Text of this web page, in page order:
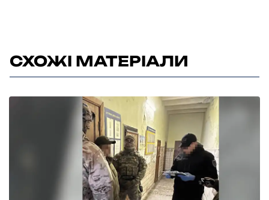
СХОЖІ МАТЕРІАЛИ